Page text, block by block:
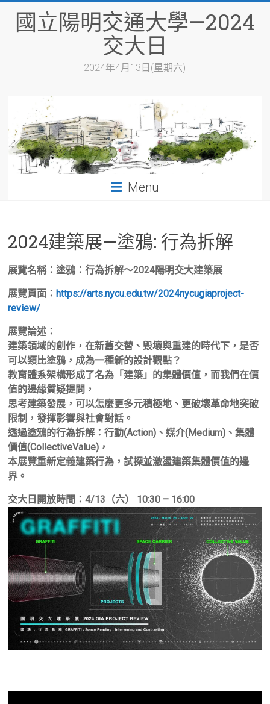
content國立陽明交通大學—2024
交大日
2024年4月13日(星期六)
Menu
2024建築展—塗鴉: 行為拆解
展覽名稱：塗鴉：行為拆解～2024陽明交大建築展
展覽頁面：https://arts.nycu.edu.tw/2024nycugiaproject-
review/
展覽論述：
建築領域的創作，在新舊交替、毀壞與重建的時代下，是否
可以類比塗鴉，成為一種新的設計觀點？
教育體系架構形成了名為「建築」的集體價值，而我們在價
值的邊緣質疑提問，
思考建築發展，可以怎麼更多元積極地、更破壞革命地突破
限制，發揮影響與社會對話。
透過塗鴉的行為拆解：行動(Action)、媒介(Medium)、集體
價值(CollectiveValue)，
本展覽重新定義建築行為，試探並激盪建築集體價值的邊
界。
交大日開放時間：4/13（六） 10:30 – 16:00